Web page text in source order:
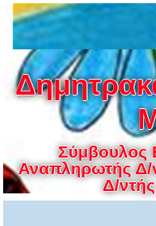
Σύμβουλος
Αναπληρωτής Δ/
Δ/